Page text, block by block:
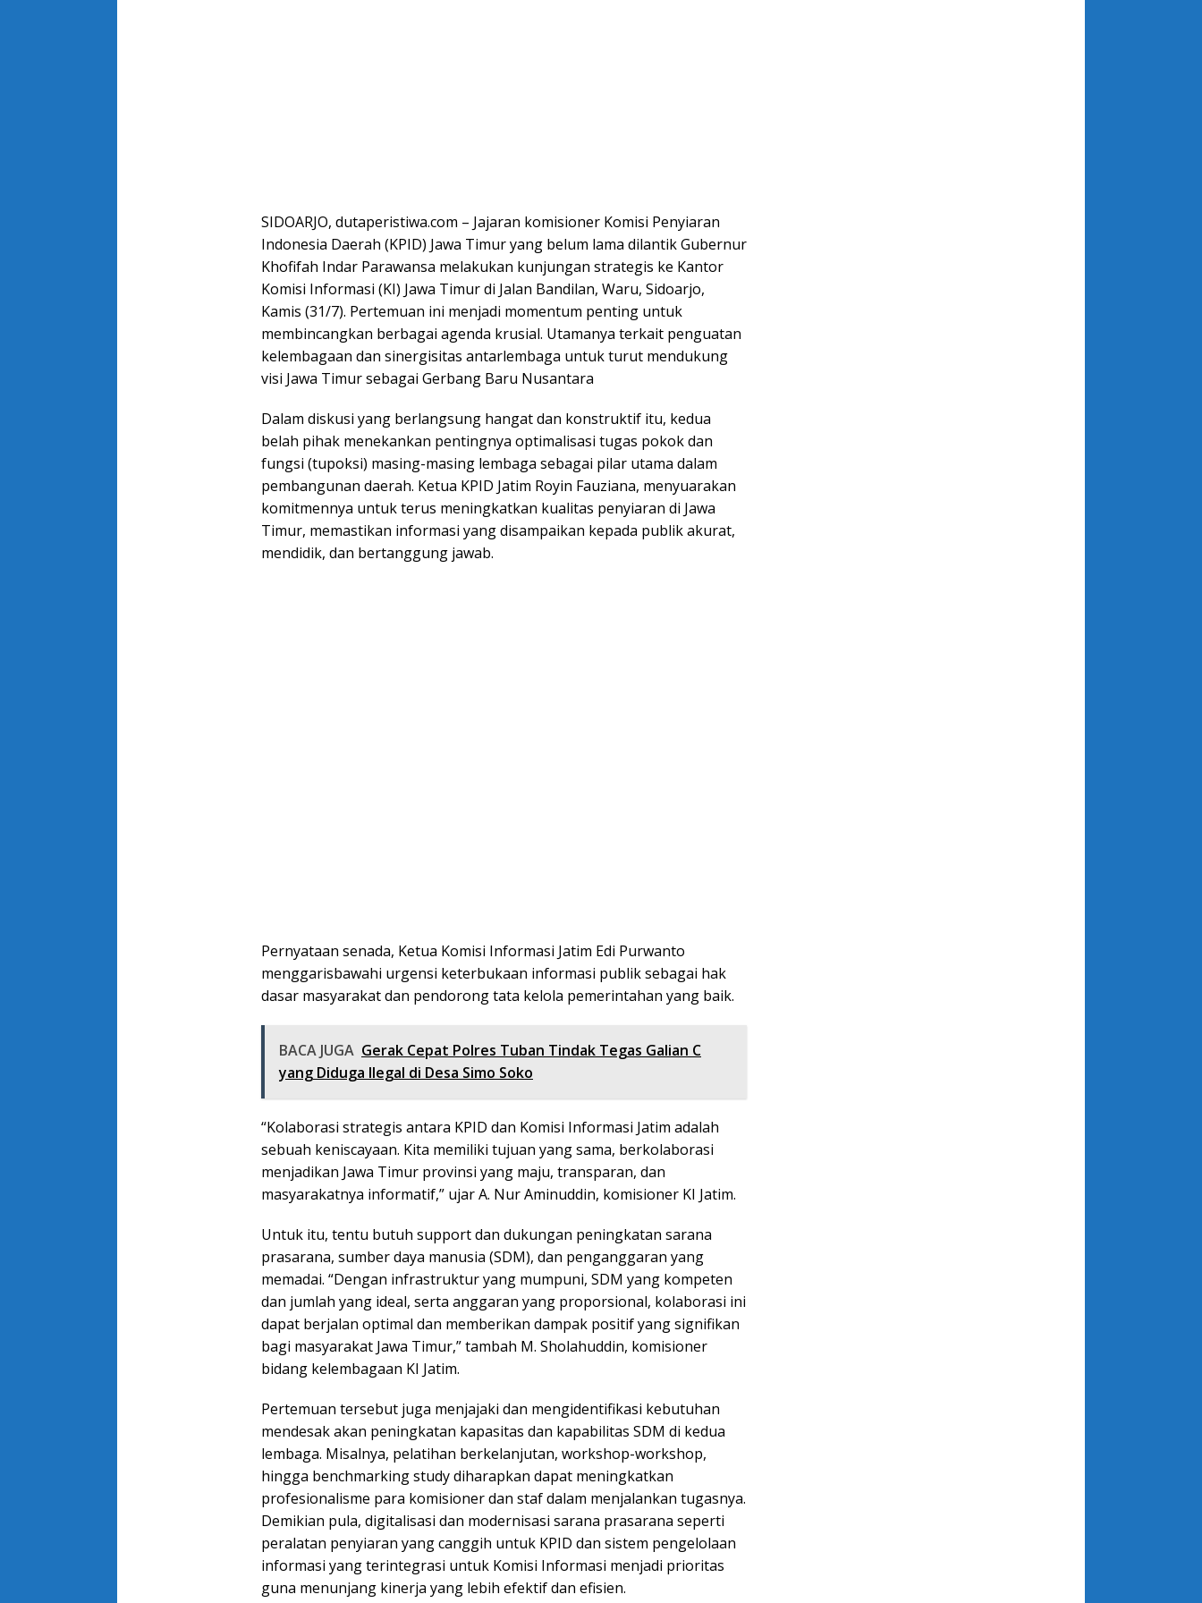
SIDOARJO, dutaperistiwa.com – Jajaran komisioner Komisi Penyiaran
Indonesia Daerah (KPID) Jawa Timur yang belum lama dilantik Gubernur
Khofifah Indar Parawansa melakukan kunjungan strategis ke Kantor
Komisi Informasi (KI) Jawa Timur di Jalan Bandilan, Waru, Sidoarjo,
Kamis (31/7). Pertemuan ini menjadi momentum penting untuk
membincangkan berbagai agenda krusial. Utamanya terkait penguatan
kelembagaan dan sinergisitas antarlembaga untuk turut mendukung
visi Jawa Timur sebagai Gerbang Baru Nusantara
Dalam diskusi yang berlangsung hangat dan konstruktif itu, kedua
belah pihak menekankan pentingnya optimalisasi tugas pokok dan
fungsi (tupoksi) masing-masing lembaga sebagai pilar utama dalam
pembangunan daerah. Ketua KPID Jatim Royin Fauziana, menyuarakan
komitmennya untuk terus meningkatkan kualitas penyiaran di Jawa
Timur, memastikan informasi yang disampaikan kepada publik akurat,
mendidik, dan bertanggung jawab.
Pernyataan senada, Ketua Komisi Informasi Jatim Edi Purwanto
menggarisbawahi urgensi keterbukaan informasi publik sebagai hak
dasar masyarakat dan pendorong tata kelola pemerintahan yang baik.
BACA JUGA Gerak Cepat Polres Tuban Tindak Tegas Galian C
yang Diduga Ilegal di Desa Simo Soko
“Kolaborasi strategis antara KPID dan Komisi Informasi Jatim adalah
sebuah keniscayaan. Kita memiliki tujuan yang sama, berkolaborasi
menjadikan Jawa Timur provinsi yang maju, transparan, dan
masyarakatnya informatif,” ujar A. Nur Aminuddin, komisioner KI Jatim.
Untuk itu, tentu butuh support dan dukungan peningkatan sarana
prasarana, sumber daya manusia (SDM), dan penganggaran yang
memadai. “Dengan infrastruktur yang mumpuni, SDM yang kompeten
dan jumlah yang ideal, serta anggaran yang proporsional, kolaborasi ini
dapat berjalan optimal dan memberikan dampak positif yang signifikan
bagi masyarakat Jawa Timur,” tambah M. Sholahuddin, komisioner
bidang kelembagaan KI Jatim.
Pertemuan tersebut juga menjajaki dan mengidentifikasi kebutuhan
mendesak akan peningkatan kapasitas dan kapabilitas SDM di kedua
lembaga. Misalnya, pelatihan berkelanjutan, workshop-workshop,
hingga benchmarking study diharapkan dapat meningkatkan
profesionalisme para komisioner dan staf dalam menjalankan tugasnya.
Demikian pula, digitalisasi dan modernisasi sarana prasarana seperti
peralatan penyiaran yang canggih untuk KPID dan sistem pengelolaan
informasi yang terintegrasi untuk Komisi Informasi menjadi prioritas
guna menunjang kinerja yang lebih efektif dan efisien.